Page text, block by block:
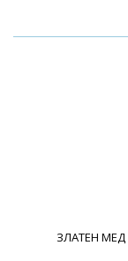
ЗЛАТЕН МЕД